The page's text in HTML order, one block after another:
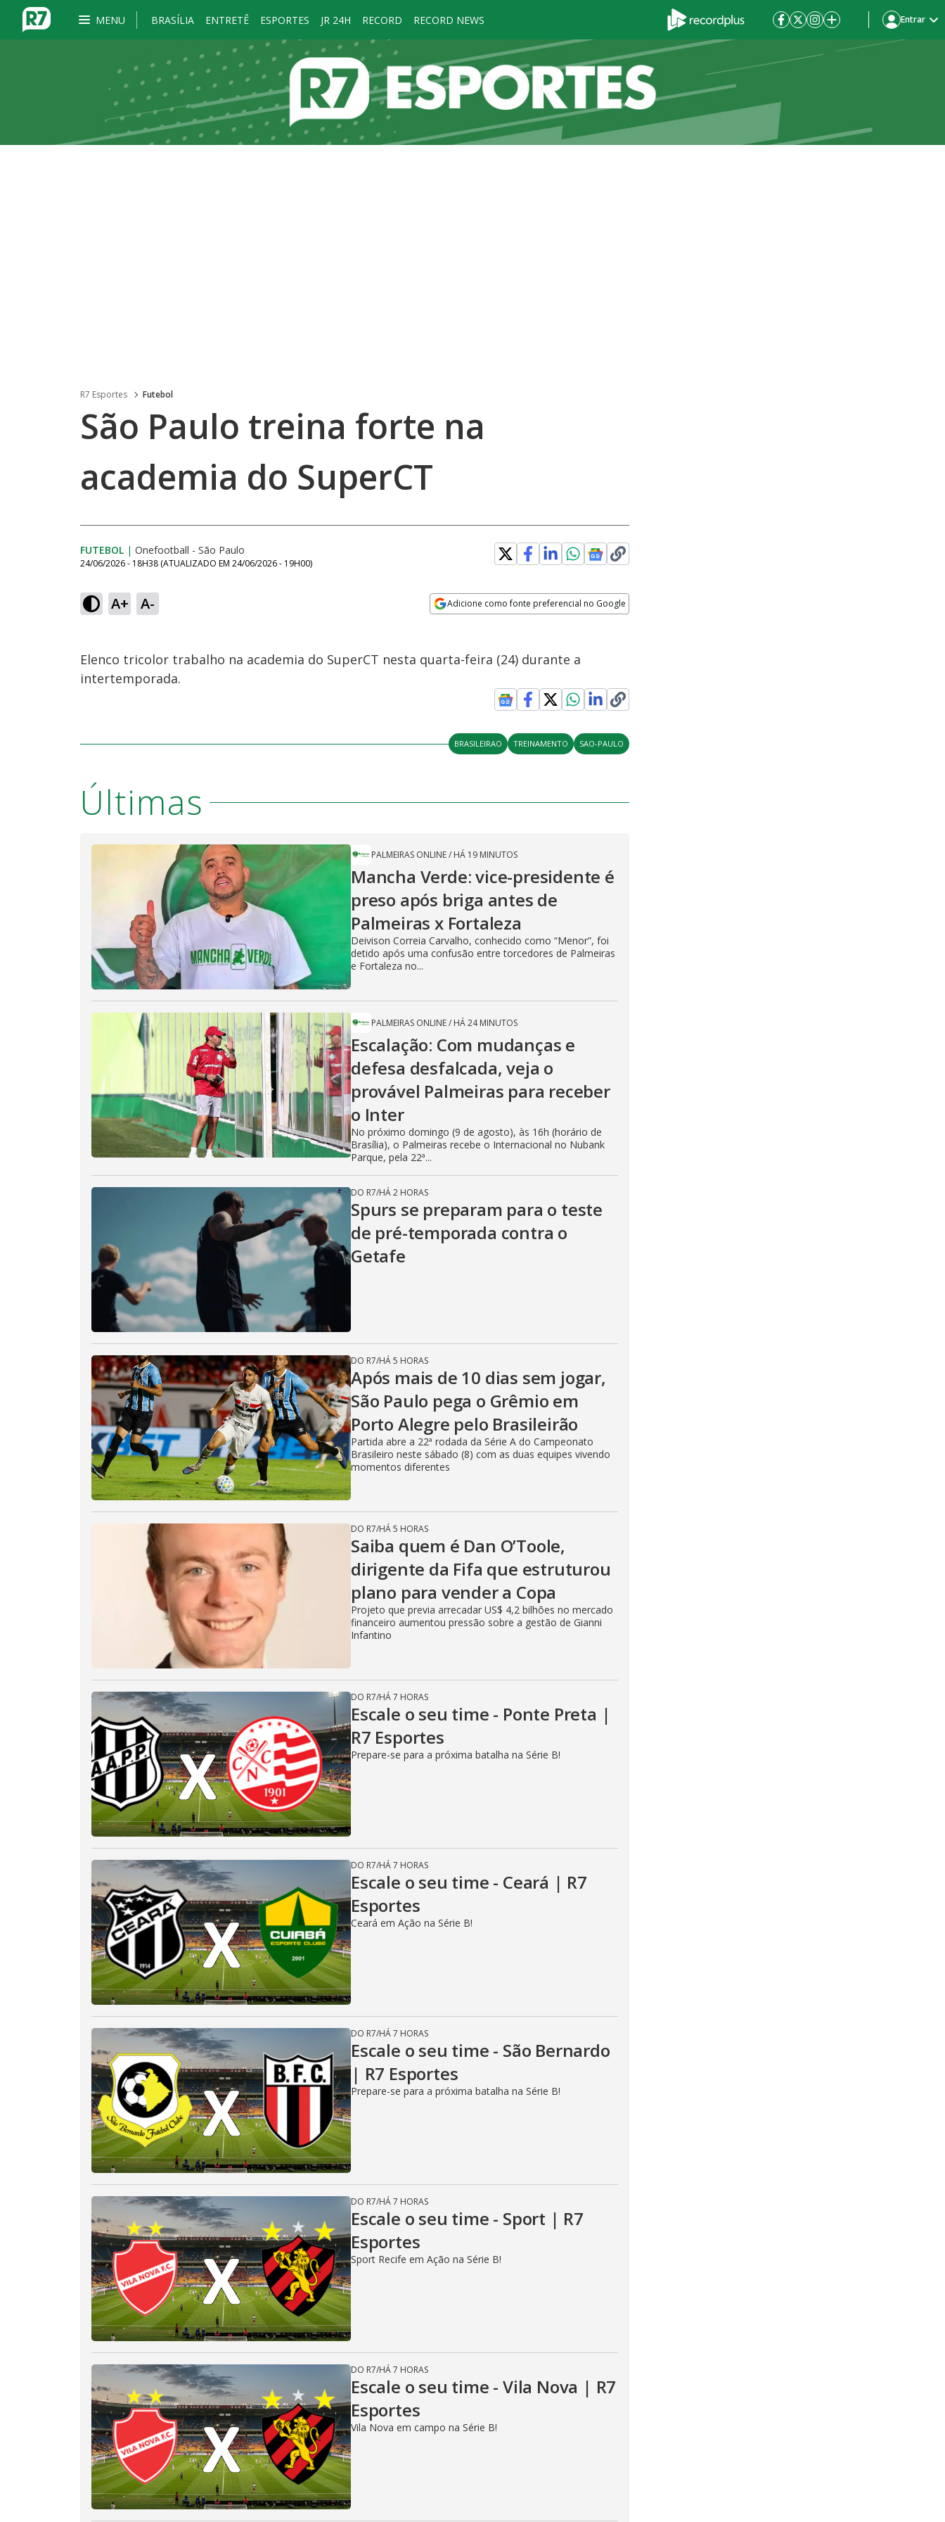
MENU BRASÍLIA ENTRETÊ ESPORTES JR 24H RECORD RECORD NEWS Entrar
R7 Esportes Futebol
São Paulo treina forte na
academia do SuperCT
FUTEBOL | Onefootball - São Paulo
24/06/2026 - 18H38 (ATUALIZADO EM 24/06/2026 - 19H00)
A+ A- Adicione como fonte preferencial no Google
Elenco tricolor trabalho na academia do SuperCT nesta quarta-feira (24) durante a
intertemporada.
BRASILEIRAO TREINAMENTO SAO-PAULO
Últimas
PALMEIRAS ONLINE/ HÁ 19 MINUTOS
Mancha Verde: vice-presidente é
preso após briga antes de
Palmeiras x Fortaleza
Deivison Correia Carvalho, conhecido como “Menor”, foi
detido após uma confusão entre torcedores de Palmeiras
e Fortaleza no...
PALMEIRAS ONLINE/ HÁ 24 MINUTOS
Escalação: Com mudanças e
defesa desfalcada, veja o
provável Palmeiras para receber
o Inter
No próximo domingo (9 de agosto), às 16h (horário de
Brasília), o Palmeiras recebe o Internacional no Nubank
Parque, pela 22ª...
DO R7/HÁ 2 HORAS
Spurs se preparam para o teste
de pré-temporada contra o
Getafe
DO R7/HÁ 5 HORAS
Após mais de 10 dias sem jogar,
São Paulo pega o Grêmio em
Porto Alegre pelo Brasileirão
Partida abre a 22ª rodada da Série A do Campeonato
Brasileiro neste sábado (8) com as duas equipes vivendo
momentos diferentes
DO R7/HÁ 5 HORAS
Saiba quem é Dan O’Toole,
dirigente da Fifa que estruturou
plano para vender a Copa
Projeto que previa arrecadar US$ 4,2 bilhões no mercado
financeiro aumentou pressão sobre a gestão de Gianni
Infantino
DO R7/HÁ 7 HORAS
Escale o seu time - Ponte Preta |
R7 Esportes
Prepare-se para a próxima batalha na Série B!
DO R7/HÁ 7 HORAS
Escale o seu time - Ceará | R7
Esportes
Ceará em Ação na Série B!
DO R7/HÁ 7 HORAS
Escale o seu time - São Bernardo
| R7 Esportes
Prepare-se para a próxima batalha na Série B!
DO R7/HÁ 7 HORAS
Escale o seu time - Sport | R7
Esportes
Sport Recife em Ação na Série B!
DO R7/HÁ 7 HORAS
Escale o seu time - Vila Nova | R7
Esportes
Vila Nova em campo na Série B!